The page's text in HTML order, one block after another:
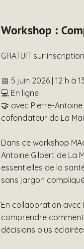
Workshop :
GRATUIT sur inscription
📅 5 juin 2026 | 12 h à
💻 En ligne
🤝 avec Pierre-
cofondateur de La
Dans ce workshop
Antoine Gilbert de La
essentielles de la
sans jargon
En collaboration avec
comprendre
décisions plus